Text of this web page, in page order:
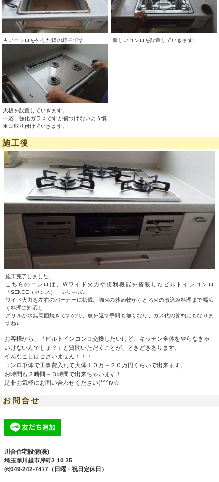
古いコンロを外した後の様子です。 新しいコンロを設置していきます。
天板を設置していきます。
一応、強化ガラスですが傷つけないよう慎
重に取り付けていきます。
施工後
施工完了しました。
こちらのコンロは、Wワイド火力や便利機能を搭載したビルトインコンロ
「SENCE（センス）」シリーズ。
ワイド火力を左右のバーナーに搭載。強火の炒め物からとろ火の煮込み料理まで幅広
く料理に対応し
グリルが水無両面焼きですので、魚を返す手間も無くなり、ガス代の節約にもなりま
すね♪
お客様から、「ビルトインコンロ交換したいけど、キッチン全体をやらなきゃ
いけないんでしょ？」と質問いただくことが、ときどきあります。
そんなことはございません！！！
コンロ単体で工事費入れて大体１０万～２０万円くらいで出来ます。
お時間も２時間～３時間で出来ちゃいます！
是非お気軽にお問い合わせください(*^^)v☆
お問合せ
川合住宅設備(株)
埼玉県川越市岸町2-10-25
㈹049-242-7477（日曜・祝日定休日）